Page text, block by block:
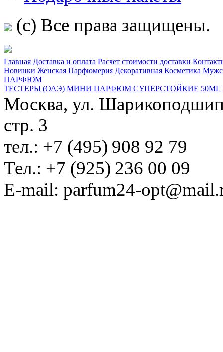
(c) Все права защищены.
Главная Доставка и оплата Расчет стоимости доставки
Новинки Женская Парфюмерия Декоративная Косметика
ПАРФЮМ
ТЕСТЕРЫ (ОАЭ) МИНИ ПАРФЮМ СУПЕРСТОЙКИЕ 50ML
Москва, ул.
стр. 3
тел.: +7 (495) 908 92 79
Тел.: +7 (925) 236 00 09
E-mail: parfum24-